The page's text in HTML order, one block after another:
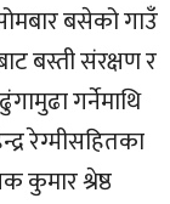
बसेको गाउँ
बस्ती संरक्षण र
गर्नेमाथि
रेग्मीसहितका
कुमार श्रेष्ठ